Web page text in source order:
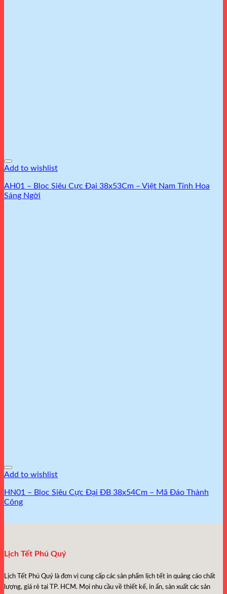
Add to wishlist
AH01 – Bloc Siêu Cực Đại 38x53Cm – Việt Nam Tinh Hoa
Sáng Ngời
Add to wishlist
HN01 – Bloc Siêu Cực Đại ĐB 38x54Cm – Mã Đáo Thành
Công
Lịch Tết Phú Quý
Lịch Tết Phú Quý là đơn vị cung cấp các sản phẩm lịch tết in quảng cáo chất
lượng, giá rẻ tại TP. HCM. Mọi nhu cầu về thiết kế, in ấn, sản xuất các sản